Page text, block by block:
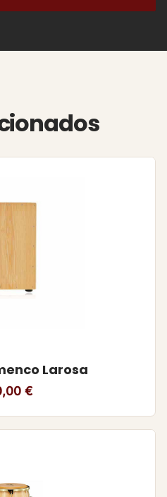
Larosa
€